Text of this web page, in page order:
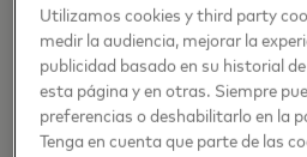
En el caso de Argentina, el
sensibilidad del turismo al
depreciación del 10% de su
un aumento del 9,5% en la
internacionales, lo que
Utilizamos cookies y third party
medir la audiencia, mejorar la
publicidad basado en su historial
esta página y en otras. Siempre
preferencias o deshabilitarlo en la
Tenga en cuenta que parte de las